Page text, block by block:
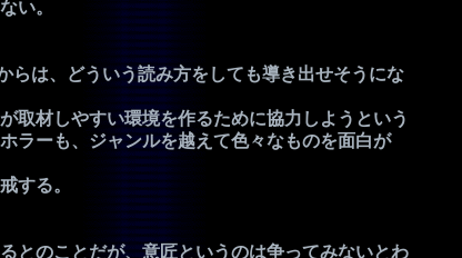
い。
は、どういう読み方をしても導き出せそうにな
取材しやすい環境を作るために協力しようという
ラーも、ジャンルを越えて色々なものを面白が
する。
とのことだが、意匠というのは争ってみないとわ